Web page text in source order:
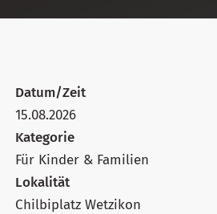
Datum/Zeit
15.08.2026
Kategorie
Für Kinder & Familien
Lokalität
Chilbiplatz Wetzikon